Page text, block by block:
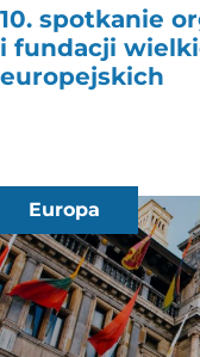
10. spotkanie
i fundacji
europejskich
Europa